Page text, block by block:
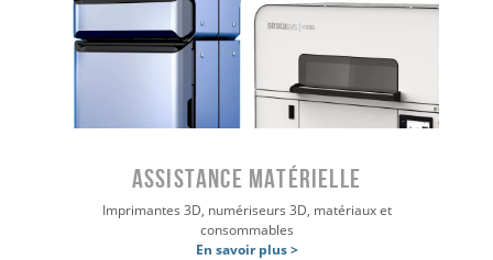
ASSISTANCE MATÉRIELLE
Imprimantes 3D, numériseurs 3D, matériaux et
consommables
En savoir plus >